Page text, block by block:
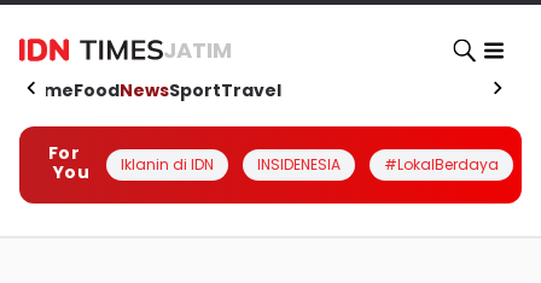
JATIM
HomeFoodNewsSportTravel
For
You
Iklanin di IDN INSIDENESIA #LokalBerdaya